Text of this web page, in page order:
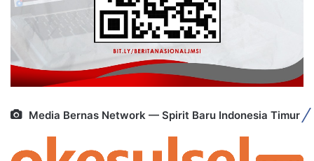
Media Bernas Network — Spirit Baru Indonesia Timur